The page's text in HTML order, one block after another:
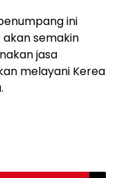
ini
semakin
jasa
melayani Kerea